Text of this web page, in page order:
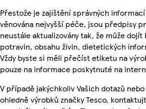
Přestože je zajištění správných
věnována nejvyšší péče, jsou předpisy
neustále aktualizovány tak, že může dojít
potravin, obsahu živin, dietetických
Vždy byste si měli přečíst etiketu na
pouze na informace poskytnuté na
V případě jakýchkoliv Vašich dotazů
ohledně výrobků značky Tesco,